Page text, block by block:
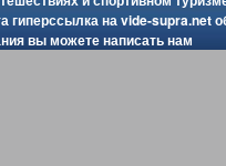
гиперссылка наvide-supra.net
вы можетенаписать нам